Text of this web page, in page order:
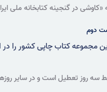
در گنجینه کتابخانه ملی
دوم
مجموعه کتاب چاپی کشور را در